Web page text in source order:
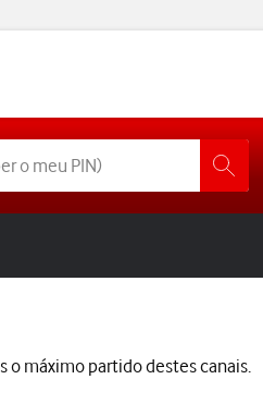
o máximo partido destes canais.